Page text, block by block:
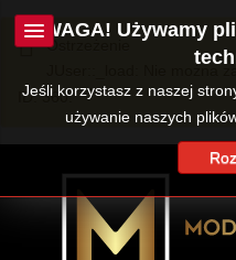
Ostrzeżenie
JUser::_load: Nie można
ID: 360.
UWAGA! Używamy
Jeśli korzystasz z naszej
używanie naszych